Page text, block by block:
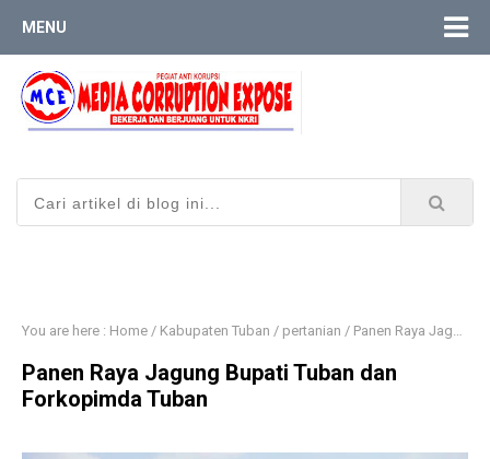
MENU
You are here : Home / Kabupaten Tuban / pertanian / Panen Raya Jagung Bupati Tuban dan Forkopimda Tuban
Panen Raya Jagung Bupati Tuban dan
Forkopimda Tuban